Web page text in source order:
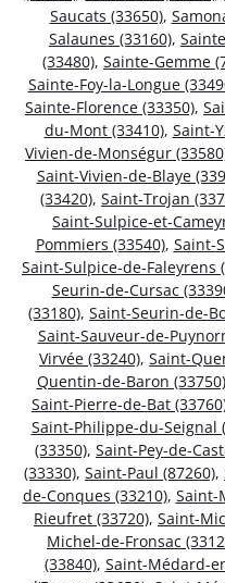
Saucats (33650),
Salaunes (33160),
(33480), Sainte-Gemme
Sainte-Foy-la-Longue
Sainte-Florence (33350),
du-Mont (33410), Saint-
Vivien-de-Monségur
Saint-Vivien-de-Blaye
(33420), Saint-Trojan
Saint-Sulpice-et-
Pommiers (33540), Saint-
Saint-Sulpice-de-Faleyrens
Seurin-de-Cursac
(33180), Saint-Seurin-de-
Saint-Sauveur-de-
Virvée (33240), Saint-
Quentin-de-Baron (33750)
Saint-Pierre-de-Bat
Saint-Philippe-du-Seignal
(33350), Saint-Pey-de-
(33330), Saint-Paul (87260),
de-Conques (33210), Saint-
Rieufret (33720), Saint-
Michel-de-Fronsac
(33840), Saint-Médard-